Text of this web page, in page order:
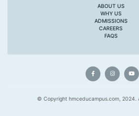
ABOUT US
WHY US
ADMISSIONS
CAREERS
FAQS
© Copyright hmceducampus.com, 2024.